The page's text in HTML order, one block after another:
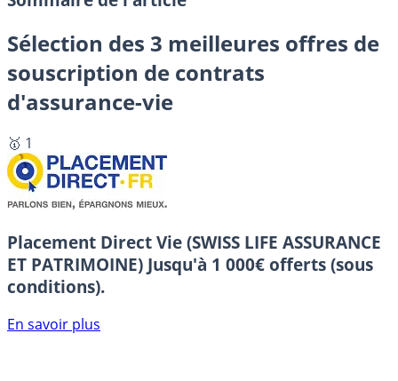
Sélection des 3 meilleures offres de
souscription de contrats
d'assurance-vie
🥇 1
Placement Direct Vie (SWISS LIFE ASSURANCE
ET PATRIMOINE) Jusqu'à 1 000€ offerts (sous
conditions).
En savoir plus